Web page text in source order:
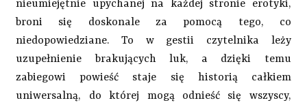
nieumiejętnie upychanej na każdej stronie erotyki,
broni się doskonale za pomocą tego, co
niedopowiedziane. To w gestii czytelnika leży
uzupełnienie brakujących luk, a dzięki temu
zabiegowi powieść staje się historią całkiem
uniwersalną, do której mogą odnieść się wszyscy,